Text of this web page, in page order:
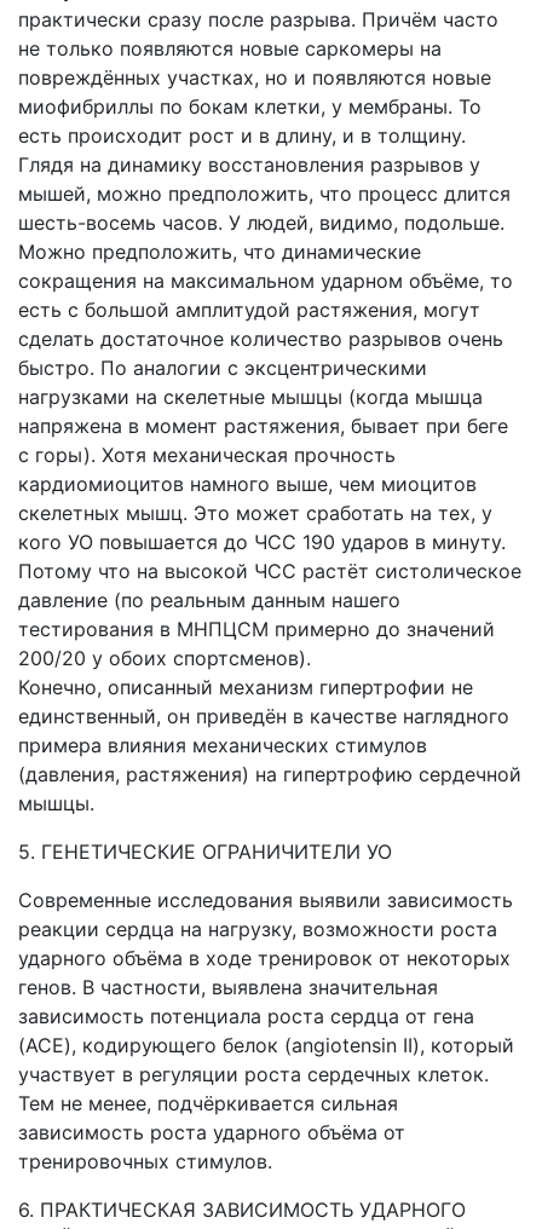
практически сразу после разрыва. Причём часто
не только появляются новые саркомеры на
повреждённых участках, но и появляются новые
миофибриллы по бокам клетки, у мембраны. То
есть происходит рост и в длину, и в толщину.
Глядя на динамику восстановления разрывов у
мышей, можно предположить, что процесс длится
шесть-восемь часов. У людей, видимо, подольше.
Можно предположить, что динамические
сокращения на максимальном ударном объёме, то
есть с большой амплитудой растяжения, могут
сделать достаточное количество разрывов очень
быстро. По аналогии с эксцентрическими
нагрузками на скелетные мышцы (когда мышца
напряжена в момент растяжения, бывает при беге
с горы). Хотя механическая прочность
кардиомиоцитов намного выше, чем миоцитов
скелетных мышц. Это может сработать на тех, у
кого УО повышается до ЧСС 190 ударов в минуту.
Потому что на высокой ЧСС растёт систолическое
давление (по реальным данным нашего
тестирования в МНПЦСМ примерно до значений
200/20 у обоих спортсменов).
Конечно, описанный механизм гипертрофии не
единственный, он приведён в качестве наглядного
примера влияния механических стимулов
(давления, растяжения) на гипертрофию сердечной
мышцы.
5. ГЕНЕТИЧЕСКИЕ ОГРАНИЧИТЕЛИ УО
Современные исследования выявили зависимость
реакции сердца на нагрузку, возможности роста
ударного объёма в ходе тренировок от некоторых
генов. В частности, выявлена значительная
зависимость потенциала роста сердца от гена
(ACE), кодирующего белок (angiotensin II), который
участвует в регуляции роста сердечных клеток.
Тем не менее, подчёркивается сильная
зависимость роста ударного объёма от
тренировочных стимулов.
6. ПРАКТИЧЕСКАЯ ЗАВИСИМОСТЬ УДАРНОГО